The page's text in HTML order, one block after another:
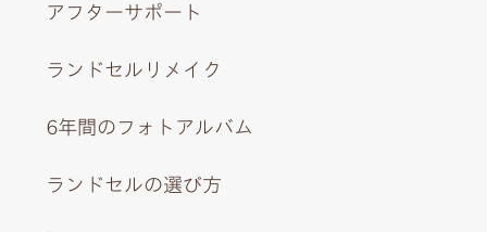
アフターサポート
ランドセルリメイク
6年間のフォトアルバム
ランドセルの選び方